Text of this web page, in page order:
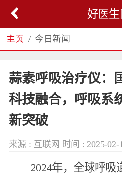
好医生
主页 今日新闻
蒜素呼吸治疗仪：
科技融合，呼吸系
新突破
来源 : 互联网 时间 : 2025-02-
2024年，全球呼吸